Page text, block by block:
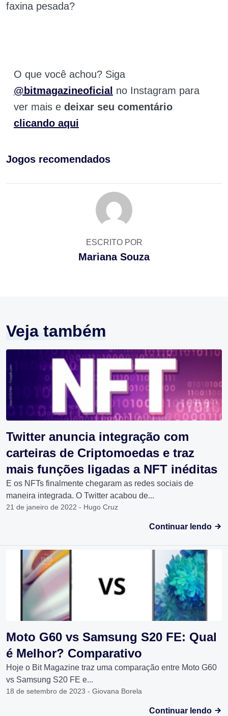
faxina pesada?
O que você achou? Siga
@bitmagazineoficial no Instagram para
ver mais e deixar seu comentário
clicando aqui
Jogos recomendados
ESCRITO POR
Mariana Souza
Veja também
Twitter anuncia integração com
carteiras de Criptomoedas e traz
mais funções ligadas a NFT inéditas
E os NFTs finalmente chegaram as redes sociais de
maneira integrada. O Twitter acabou de...
21 de janeiro de 2022 - Hugo Cruz
Continuar lendo
Moto G60 vs Samsung S20 FE: Qual
é Melhor? Comparativo
Hoje o Bit Magazine traz uma comparação entre Moto G60
vs Samsung S20 FE e...
18 de setembro de 2023 - Giovana Borela
Continuar lendo